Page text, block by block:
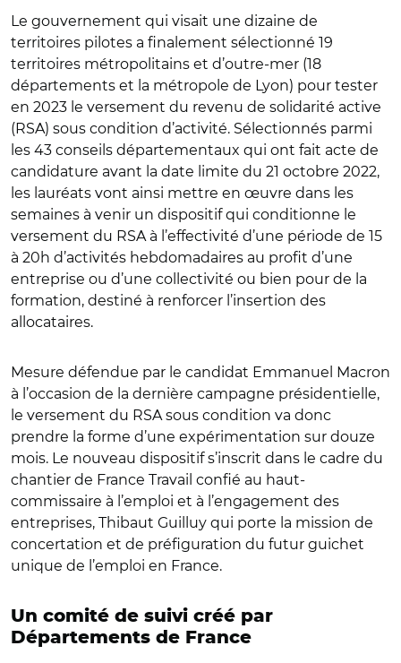
Le gouvernement qui visait une dizaine de
territoires pilotes a finalement sélectionné 19
territoires métropolitains et d’outre-mer (18
départements et la métropole de Lyon) pour tester
en 2023 le versement du revenu de solidarité active
(RSA) sous condition d’activité. Sélectionnés parmi
les 43 conseils départementaux qui ont fait acte de
candidature avant la date limite du 21 octobre 2022,
les lauréats vont ainsi mettre en œuvre dans les
semaines à venir un dispositif qui conditionne le
versement du RSA à l’effectivité d’une période de 15
à 20h d’activités hebdomadaires au profit d’une
entreprise ou d’une collectivité ou bien pour de la
formation, destiné à renforcer l’insertion des
allocataires.
Mesure défendue par le candidat Emmanuel Macron
à l’occasion de la dernière campagne présidentielle,
le versement du RSA sous condition va donc
prendre la forme d’une expérimentation sur douze
mois. Le nouveau dispositif s’inscrit dans le cadre du
chantier de France Travail confié au haut-
commissaire à l’emploi et à l’engagement des
entreprises, Thibaut Guilluy qui porte la mission de
concertation et de préfiguration du futur guichet
unique de l’emploi en France.
Un comité de suivi créé par
Départements de France